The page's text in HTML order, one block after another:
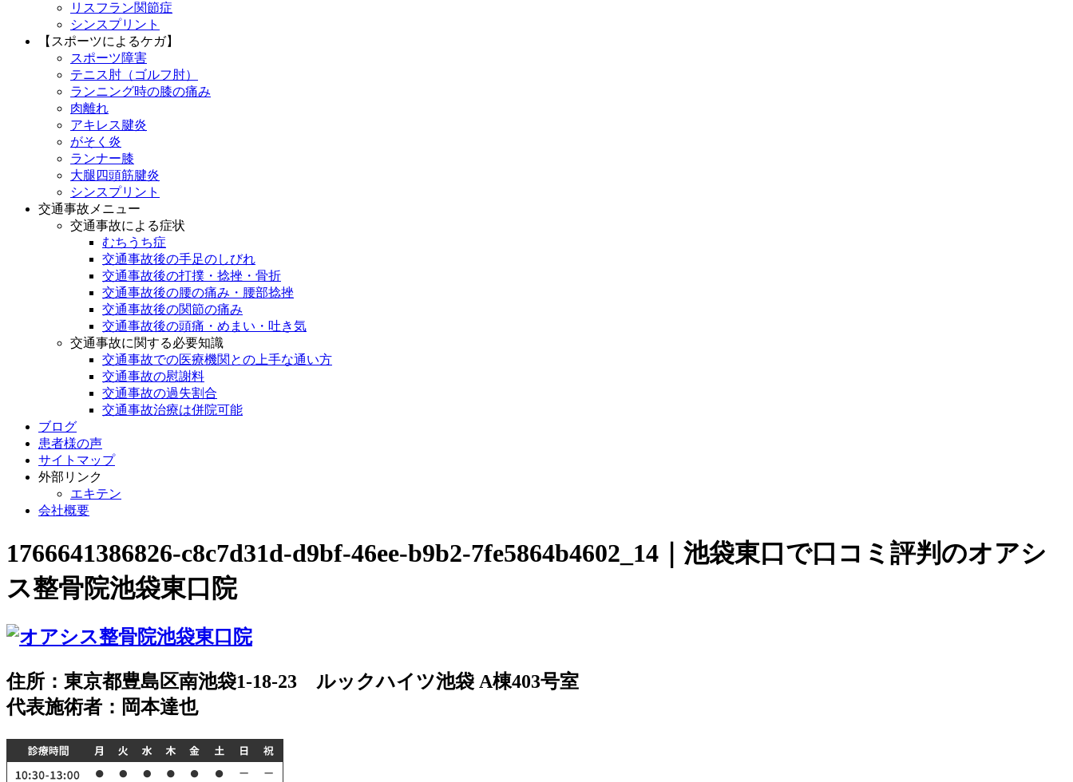
リスフラン関節症
シンスプリント
【スポーツによるケガ】
スポーツ障害
テニス肘（ゴルフ肘）
ランニング時の膝の痛み
肉離れ
アキレス腱炎
がそく炎
ランナー膝
大腿四頭筋腱炎
シンスプリント
交通事故メニュー
交通事故による症状
むちうち症
交通事故後の手足のしびれ
交通事故後の打撲・捻挫・骨折
交通事故後の腰の痛み・腰部捻挫
交通事故後の関節の痛み
交通事故後の頭痛・めまい・吐き気
交通事故に関する必要知識
交通事故での医療機関との上手な通い方
交通事故の慰謝料
交通事故の過失割合
交通事故治療は併院可能
ブログ
患者様の声
サイトマップ
外部リンク
エキテン
会社概要
1766641386826-c8c7d31d-d9bf-46ee-b9b2-7fe5864b4602_14｜池袋東口で口コミ評判のオアシ
ス整骨院池袋東口院
住所：東京都豊島区南池袋1-18-23 ルックハイツ池袋 A棟403号室
代表施術者：岡本達也